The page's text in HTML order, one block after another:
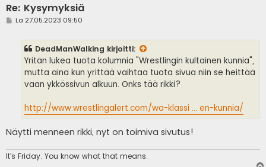
Re: Kysymyksiä
VLa 27.05.2023 09:50
DeadManWalking kirjoitti:
Yritän lukea tuota kolumnia "Wrestlingin kultainen kunnia",
mutta aina kun yrittää vaihtaa tuota sivua niin se heittää
vaan ykkössivun alkuun. Onks tää rikki?
http://www.wrestlingalert.com/wa-klassi ... en-kunnia/
Näytti menneen rikki, nyt on toimiva sivutus!
It's Friday. You know what that means.